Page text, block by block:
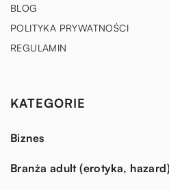
BLOG
POLITYKA PRYWATNOŚCI
REGULAMIN
KATEGORIE
Biznes
Branża adult (erotyka,